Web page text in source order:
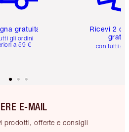
gratuita
gli ordini
a 59 €
Ricevi 2
con tutti gli
E-MAIL
prodotti, offerte e consigli